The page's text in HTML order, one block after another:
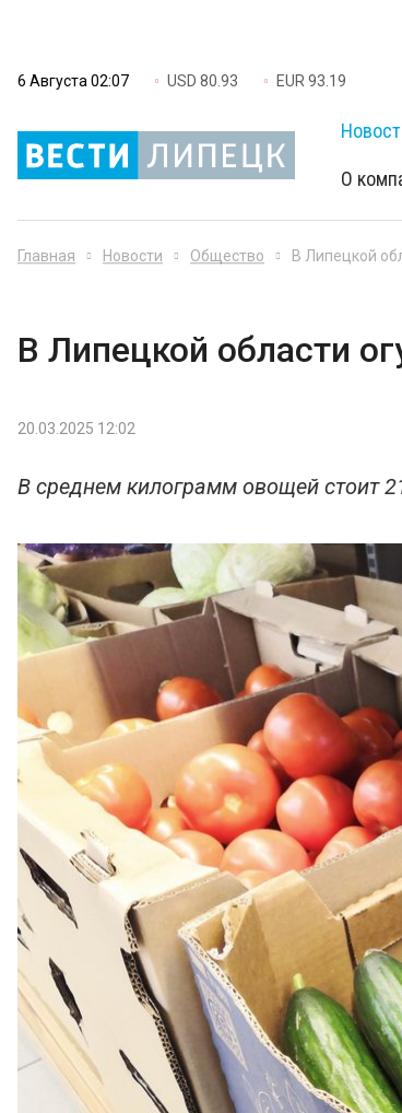
6 Августа 02:07 USD 80.93 EUR 93.19
О
Главная Новости Общество В Липецкой
В Липецкой области
20.03.2025 12:02
В среднем килограмм овощей стоит